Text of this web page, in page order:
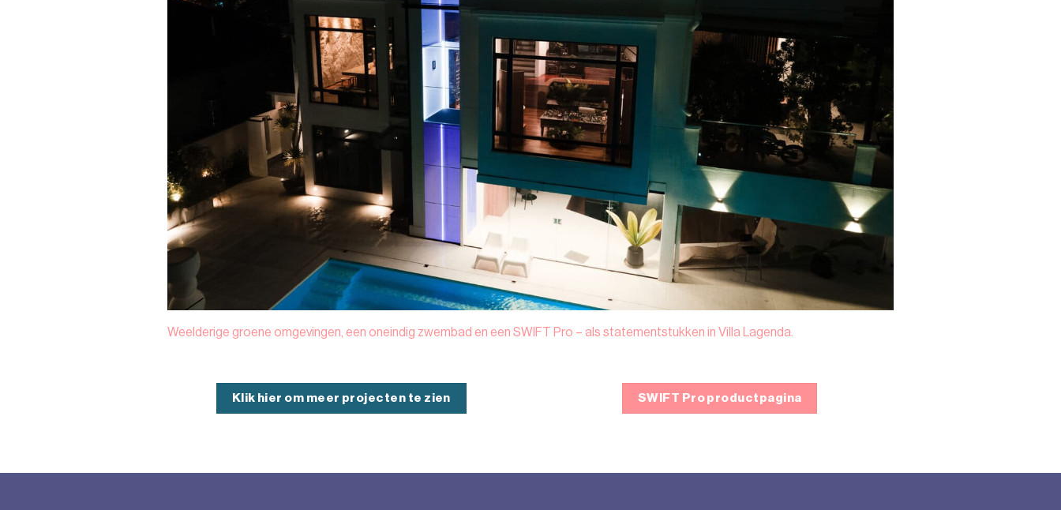
Weelderige groene omgevingen, een oneindig zwembad en een SWIFT Pro – als statementstukken in Villa Lagenda.
Klik hier om meer projecten te zien SWIFT Pro productpagina